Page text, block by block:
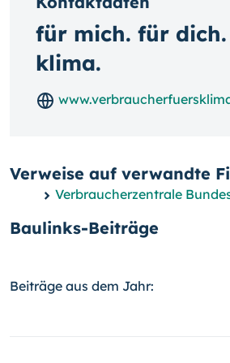
für mich. für
klima.
Verweise auf verwandte
Verbraucherzentrale
Baulinks-Beiträge
Beiträge aus dem Jahr: